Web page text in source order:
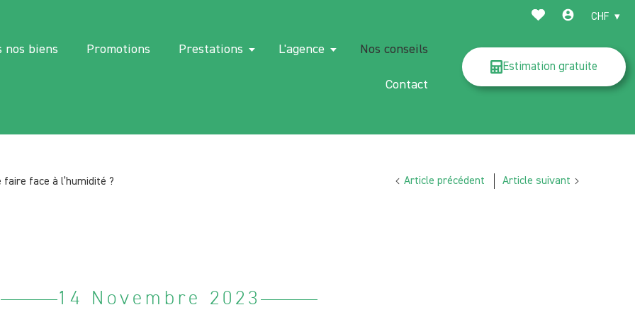
nos biens Promotions Prestations L'agence Nos conseils
Contact
Estimation gratuite
CHF
faire face à l’humidité ? Article précédent Article suivant
14 Novembre 2023